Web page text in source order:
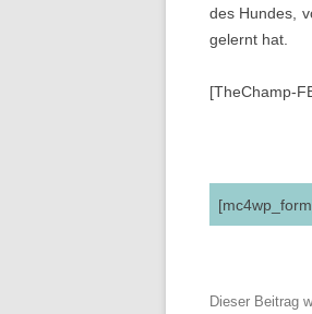
des Hundes,
gelernt hat.
[TheChamp-
Dieser Beitrag